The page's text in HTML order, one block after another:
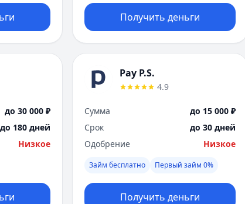
Получить деньги
до 30 000 ₽
до 180 дней
Низкое
Pay P.S.
4.9
Сумма
до 15 000 ₽
Срок
до 30 дней
Одобрение
Низкое
Займ бесплатно Первый займ 0%
Получить деньги